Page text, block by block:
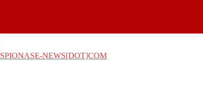
SPIONASE-NEWS[DOT]COM